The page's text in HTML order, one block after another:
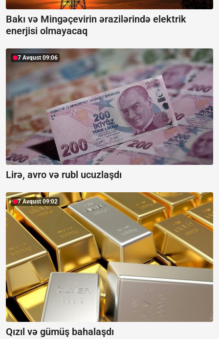
Bakı və Mingəçevirin ərazilərində elektrik
enerjisi olmayacaq
7 Avqust 09:06
Lirə, avro və rubl ucuzlaşdı
7 Avqust 09:02
Qızıl və gümüş bahalaşdı